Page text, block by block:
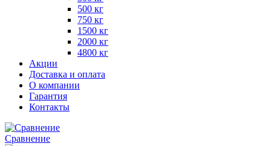
500 кг
750 кг
1500 кг
2000 кг
4800 кг
Акции
Доставка и оплата
О компании
Гарантия
Контакты
Сравнение